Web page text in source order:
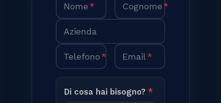
Nome* Cognome*
Azienda
Telefono* Email*
Di cosa hai bisogno? *